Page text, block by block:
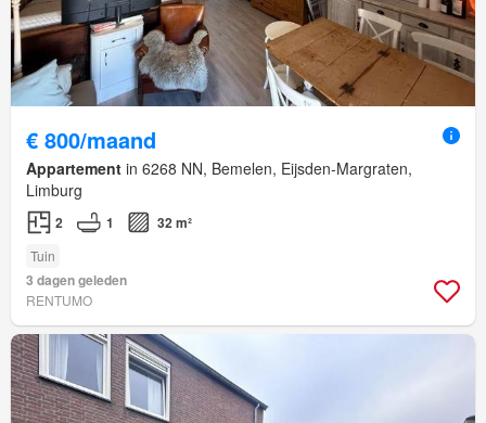
€ 800/maand
Appartement in 6268 NN, Bemelen, Eijsden-Margraten,
Limburg
2 1 32 m²
Tuin
3 dagen geleden
RENTUMO